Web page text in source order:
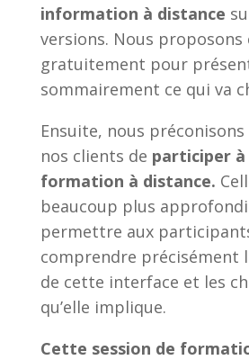
information à distance
versions. Nous proposons
gratuitement pour
sommairement ce qui va
Ensuite, nous préconisons
nos clients de participer
formation à distance.
beaucoup plus
permettre aux
comprendre précisément
de cette interface et les
qu’elle implique.
Cette session de